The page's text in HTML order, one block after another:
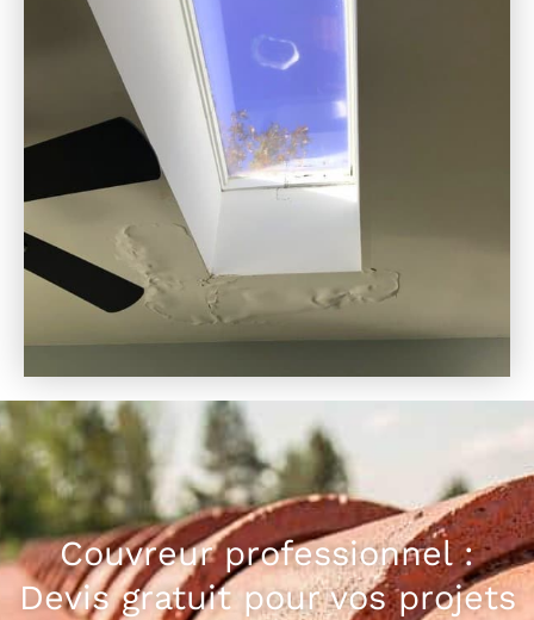
Couvreur professionnel :
Devis gratuit pour vos projets